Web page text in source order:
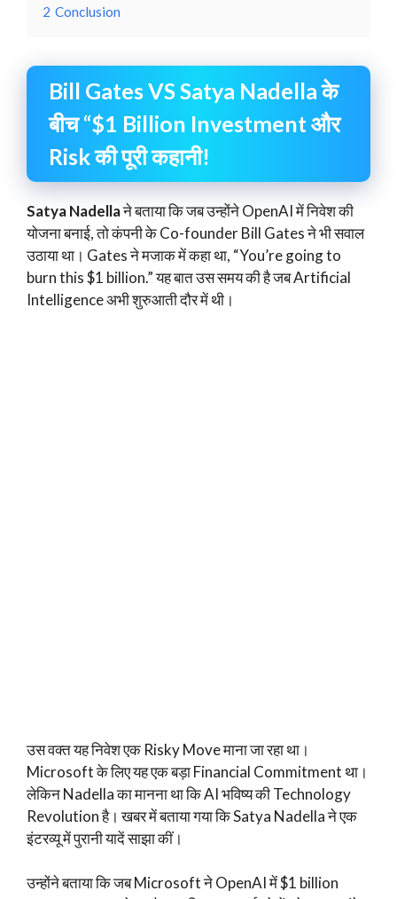
2 Conclusion
Bill Gates VS Satya Nadella के
बीच “$1 Billion Investment और
Risk की पूरी कहानी!
Satya Nadellaने बताया कि जब उन्होंने OpenAI में निवेश की
योजना बनाई, तो कंपनी के Co-founder Bill Gates ने भी सवाल
उठाया था। Gates ने मजाक में कहा था, “You’re going to
burn this $1 billion.” यह बात उस समय की है जब Artificial
Intelligence अभी शुरुआती दौर में थी।
उस वक्त यह निवेश एक Risky Move माना जा रहा था।
Microsoft के लिए यह एक बड़ा Financial Commitment था।
लेकिन Nadella का मानना था कि AI भविष्य की Technology
Revolution है। खबर में बताया गया कि Satya Nadella ने एक
इंटरव्यू में पुरानी यादें साझा कीं।
उन्होंने बताया कि जब Microsoft ने OpenAI में $1 billion